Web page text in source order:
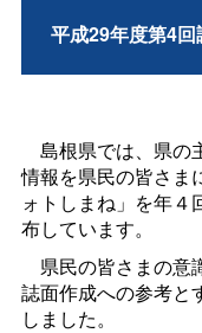
平成29年度第4
島根県では、県の
情報を県民の皆さま
ォトしまね」を年
布しています。
県民の皆さまの意
誌面作成への参考と
しました。